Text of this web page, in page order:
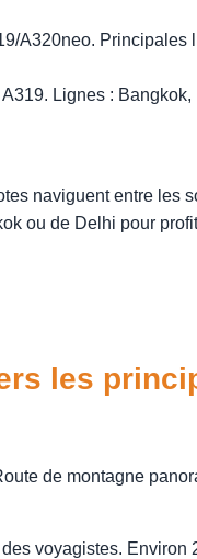
A320neo. Principales
Lignes :
naviguent entre les
ou de Delhi pour
les
de montagne
voyagistes. Environ